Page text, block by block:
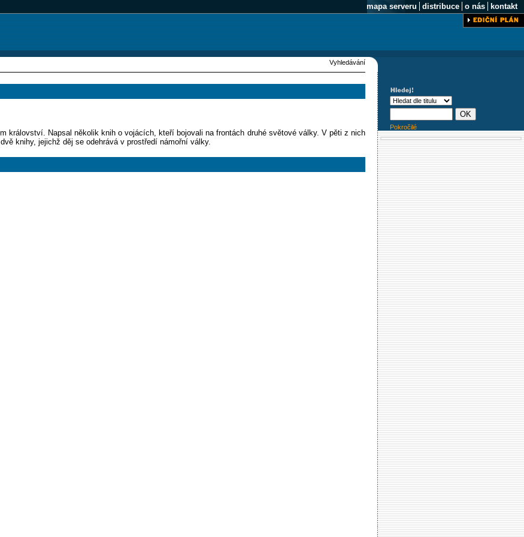
mapa serveru distribuce o nás kontakt
Vyhledávání
království. Napsal několik knih o vojácích, kteří bojovali na frontách druhé světové války. V pěti z nich
knihy, jejichž děj se odehrává v prostředí námořní války.
Pokročilé